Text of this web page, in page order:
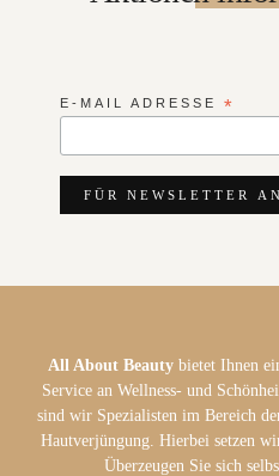
E-MAIL ADRESSE *
All About Beautybietet Ihnen
Service an Wellness- und
sind wir Spezialisten im Bereich
Hautverjüngung. Hierbei setzen
Überzeugen Sie sich